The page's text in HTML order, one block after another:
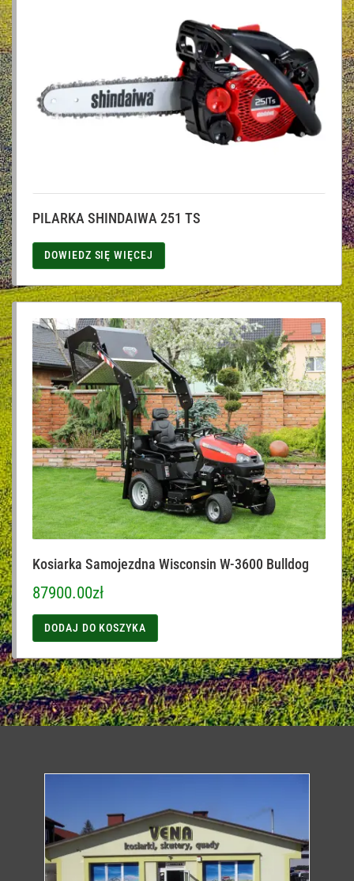
PILARKA SHINDAIWA 251 TS
DOWIEDZ SIĘ WIĘCEJ
Kosiarka Samojezdna Wisconsin W-3600 Bulldog
87900.00zł
DODAJ DO KOSZYKA